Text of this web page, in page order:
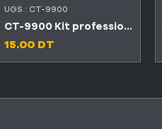
UGS : CT-9900
CT-9900 Kit professionnel de 7 tournevis
15.00 DT